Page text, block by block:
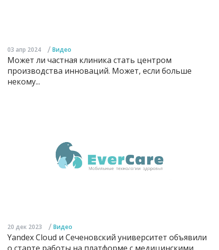
03 апр 2024 / Видео
Может ли частная клиника стать центром
производства инноваций. Может, если больше
некому...
20 дек 2023 / Видео
Yandex Cloud и Сеченовский университет объявили